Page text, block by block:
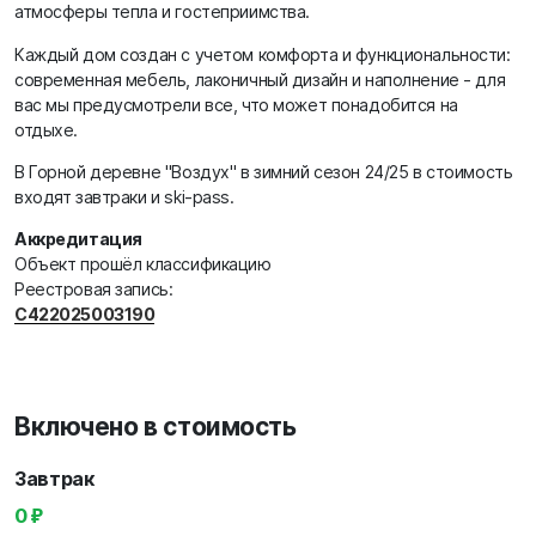
атмосферы тепла и гостеприимства.
Каждый дом создан с учетом комфорта и функциональности:
современная мебель, лаконичный дизайн и наполнение - для
вас мы предусмотрели все, что может понадобится на
отдыхе.
В Горной деревне "Воздух" в зимний сезон 24/25 в стоимость
входят завтраки и ski-pass.
Аккредитация
Объект прошёл классификацию
Реестровая запись:
С422025003190
Включено в стоимость
Завтрак
0 ₽